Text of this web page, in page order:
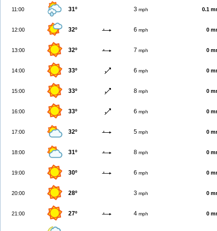
11:00 31º 3 mph 0.1
12:00 32º 6 mph 0
13:00 32º 7 mph 0
14:00 33º 6 mph 0
15:00 33º 8 mph 0
16:00 33º 6 mph 0
17:00 32º 5 mph 0
18:00 31º 8 mph 0
19:00 30º 6 mph 0
20:00 28º 3 mph 0
21:00 27º 4 mph 0